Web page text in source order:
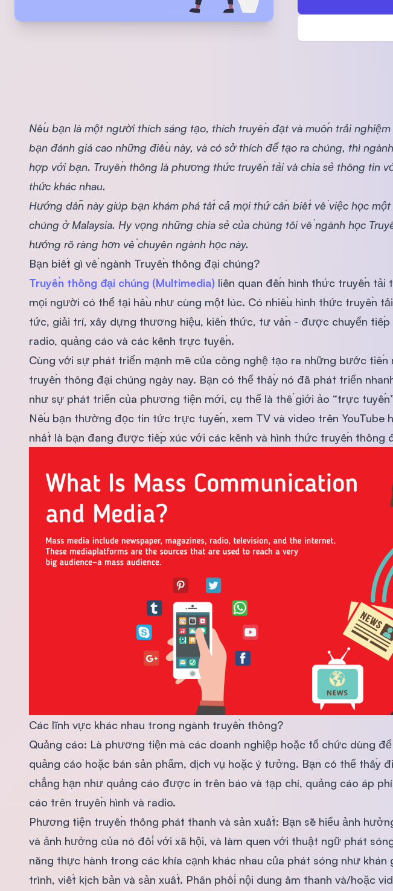
SEGi
Nếu bạn là một người thích sáng tạo, thích truyền đạt và muốn trải
bạn đánh giá cao những điều này, và có sở thích để tạo ra chúng, thì
hợp với bạn. Truyền thông là phương thức truyền tải và chia sẻ thông tin
thức khác nhau.
Hướng dẫn này giúp bạn khám phá tất cả mọi thứ cần biết về việc học
chúng ở Malaysia. Hy vọng những chia sẻ của chúng tôi về ngành học
hướng rõ ràng hơn về chuyên ngành học này.
Bạn biết gì về ngành Truyền thông đại chúng?
Truyền thông đại chúng (Multimedia) liên quan đến hình thức truyền
mọi người có thể tại hầu như cùng một lúc. Có nhiều hình thức truyền
tức, giải trí, xây dựng thương hiệu, kiến ​​thức, tư vấn - được chuyển tiếp
radio, quảng cáo và các kênh trực tuyến.
Cùng với sự phát triển mạnh mẽ của công nghệ tạo ra những bước tiến
truyền thông đại chúng ngày nay. Bạn có thể thấy nó đã phát triển
như sự phát triển của phương tiện mới, cụ thể là thế giới ảo “trực
Nếu bạn thường đọc tin tức trực tuyến, xem TV và video trên YouTube
nhất là bạn đang được tiếp xúc với các kênh và hình thức truyền thông
Các lĩnh vực khác nhau trong ngành truyền thông?
Quảng cáo: Là phương tiện mà các doanh nghiệp hoặc tổ chức dùng
quảng cáo hoặc bán sản phẩm, dịch vụ hoặc ý tưởng. Bạn có thể thấy
chẳng hạn như quảng cáo được in trên báo và tạp chí, quảng cáo áp
cáo trên truyền hình và radio.
Phương tiện truyền thông phát thanh và sản xuất: Bạn sẽ hiểu ảnh
và ảnh hưởng của nó đối với xã hội, và làm quen với thuật ngữ phát
năng thực hành trong các khía cạnh khác nhau của phát sóng như khán
trình, viết kịch bản và sản xuất. Phân phối nội dung âm thanh và/hoặc